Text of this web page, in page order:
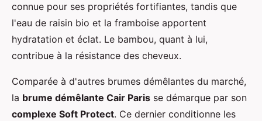
connue pour ses propriétés fortifiantes, tandis que
l'eau de raisin bio et la framboise apportent
hydratation et éclat. Le bambou, quant à lui,
contribue à la résistance des cheveux.
Comparée à d'autres brumes démêlantes du marché,
la brume démêlante Cair Paris se démarque par son
complexe Soft Protect. Ce dernier conditionne les